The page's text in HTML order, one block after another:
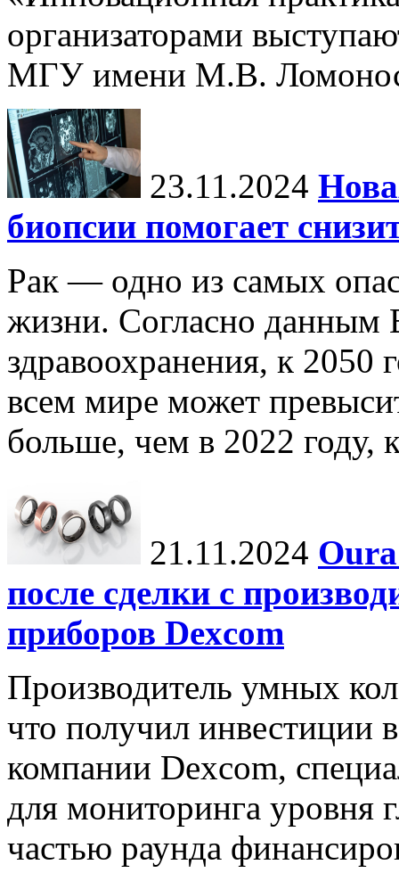
организаторами
МГУ имени М.В.
23.11.2024
биопсии помогает
Рак — одно из самых
жизни. Согласно данным
здравоохранения, к 2050
всем мире может
больше, чем в 2022 году,
21.11.2024
после сделки с
приборов Dexcom
Производитель умных
что получил инвестиции
компании Dexcom,
для мониторинга уровня
частью раунда